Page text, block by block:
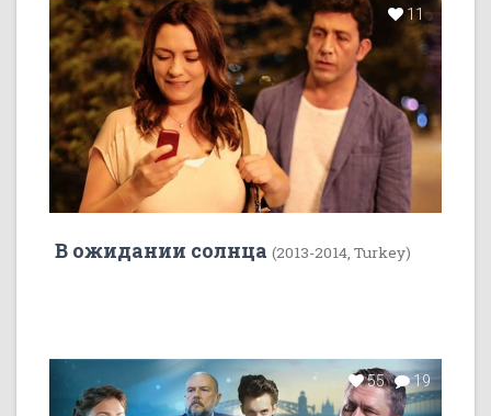
11
В ожидании солнца (2013-2014, Turkey)
55 19